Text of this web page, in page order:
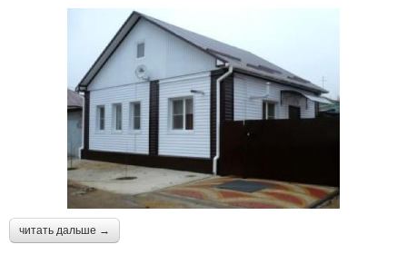
читать дальше →